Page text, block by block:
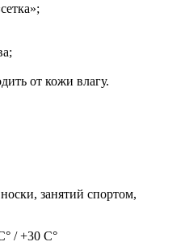
от кожи влагу.
занятий спортом,
/ +30 С°